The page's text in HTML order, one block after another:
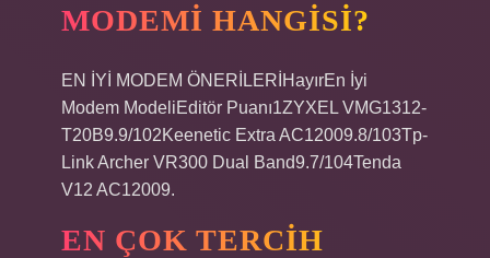
MODEMI HANGISI?
EN İYİ MODEM ÖNERİLERİHayırEn İyi
Modem ModeliEditör Puanı1ZYXEL VMG1312-
T20B9.9/102Keenetic Extra AC12009.8/103Tp-
Link Archer VR300 Dual Band9.7/104Tenda
V12 AC12009.
EN ÇOK TERCIH